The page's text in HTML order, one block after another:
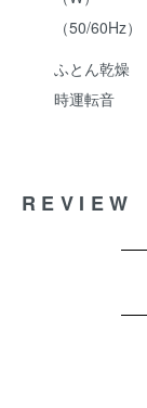
（50/60Hz）
ふとん乾燥
時運転音
REVIEW